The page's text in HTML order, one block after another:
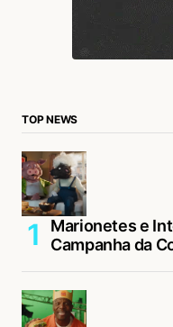
TOP NEWS
Marionetes e
Campanha da